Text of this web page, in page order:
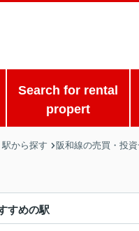
Search for rental
propert
から探す 阪和線の売買・投
すめの駅